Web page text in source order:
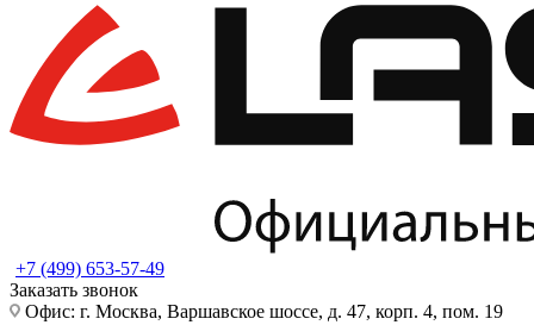
+7 (499) 653-57-49
Заказать звонок
Офис: г. Москва, Варшавское шоссе, д. 47, корп. 4, пом. 19